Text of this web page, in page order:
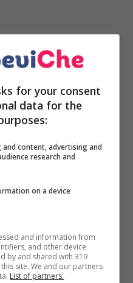
online senza
un vino
apprezzato e
ai suoi fratelli:
stelle!
invece,l’idea che ebbe
si far colare della
delle bottiglie per
for your consent
data for the
content, advertising and
research and
on a device
and information from
and other device
by and shared with 319
site. We and our partners
List of partners.